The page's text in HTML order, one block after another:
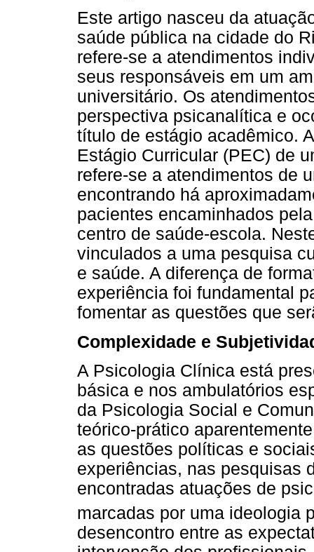
Este artigo nasceu da
saúde pública na cidade do
refere-se a atendimentos
seus responsáveis em um
universitário. Os
perspectiva psicanalítica e
título de estágio acadêmico.
Estágio Curricular (PEC) de
refere-se a atendimentos de
encontrando há
pacientes encaminhados
centro de saúde-escola.
vinculados a uma pesquisa
e saúde. A diferença de
experiência foi fundamental
fomentar as questões que
Complexidade e
A Psicologia Clínica está
básica e nos ambulatórios
da Psicologia Social e
teórico-prático
as questões políticas e
experiências, nas pesquisas
encontradas atuações de
marcadas por uma ideologia
desencontro entre as